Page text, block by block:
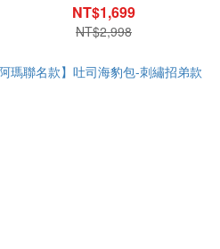
NT$1,699
NT$2,998